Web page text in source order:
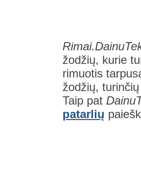
žodžių, kurie
rimuotis
žodžių,
Taip pat
patarlių